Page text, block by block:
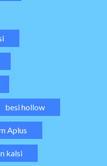
besi hollow
Aplus
kalsi